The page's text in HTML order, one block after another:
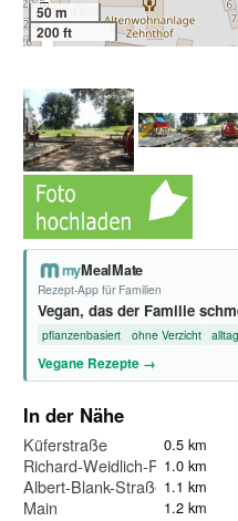
50 m
200 ft
myMealMate
Rezept-App für Familien
Vegan, das der Familie
pflanzenbasiert ohne Verzicht
Vegane Rezepte →
In der Nähe
Küferstraße 0.5 km
Richard-Weidlich-Platz1.0 km
Albert-Blank-Straße 1.1 km
Main 1.2 km